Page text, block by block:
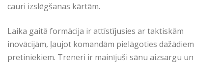
cauri izslēgšanas kārtām.
Laika gaitā formācija ir attīstījusies ar taktiskām
inovācijām, ļaujot komandām pielāgoties dažādiem
pretiniekiem. Treneri ir mainījuši sānu aizsargu un